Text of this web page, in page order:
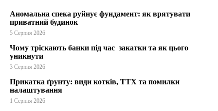
Аномальна спека руйнує фундамент: як врятувати
приватний будинок
5 Серпня 2026
Чому тріскають банки під час закатки та як цього
уникнути
3 Серпня 2026
Прикатка ґрунту: види котків, ТТХ та помилки
налаштування
1 Серпня 2026